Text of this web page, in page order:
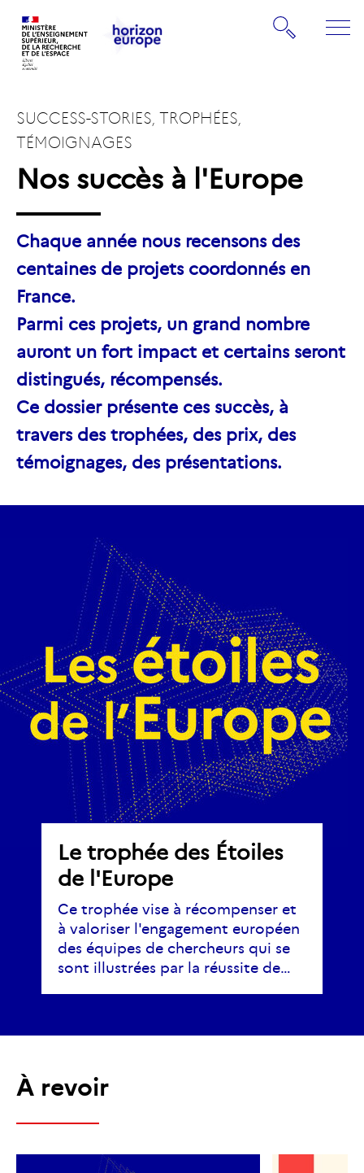
la
page
page
d'accueil
Rechercher
SUCCESS-STORIES, TROPHÉES,
TÉMOIGNAGES
Nos succès à l'Europe
Chaque année nous recensons des
centaines de projets coordonnés en
France.
Parmi ces projets, un grand nombre
auront un fort impact et certains seront
distingués, récompensés.
Ce dossier présente ces succès, à
travers des trophées, des prix, des
témoignages, des présentations.
Le trophée des Étoiles
de l'Europe
Ce trophée vise à récompenser et
à valoriser l'engagement européen
des équipes de chercheurs qui se
sont illustrées par la réussite de…
À revoir